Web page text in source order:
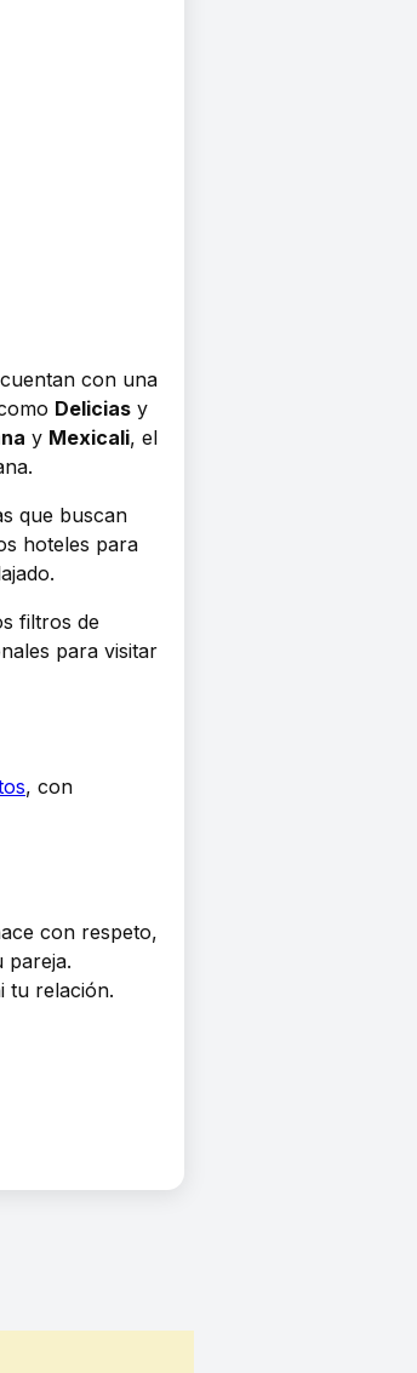
con una
Delicias y
y Mexicali, el
que buscan
hoteles para
filtros de
para visitar
, con
con respeto,
pareja.
tu relación.